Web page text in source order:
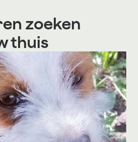
zoeken
thuis